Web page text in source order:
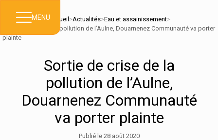
MENUAccueil >Actualités>Eau et assainissement>
Sortie de crise de la pollution de l’Aulne, Douarnenez Communauté va porter
plainte
Sortie de crise de la
pollution de l’Aulne,
Douarnenez Communauté
va porter plainte
Publié le 28 août 2020